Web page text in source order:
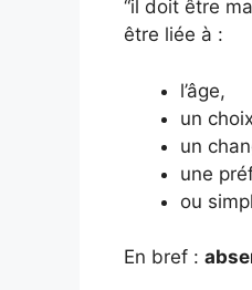
“il doit être
être liée à :
l’âge,
un
un
une
ou
En bref :